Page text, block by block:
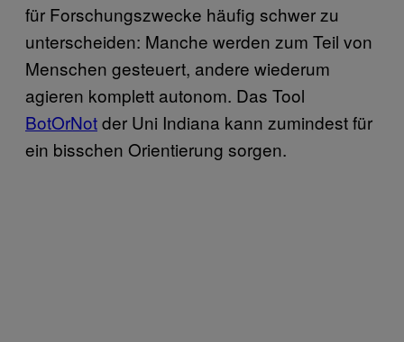
für Forschungszwecke häufig schwer zu
unterscheiden: Manche werden zum Teil von
Menschen gesteuert, andere wiederum
agieren komplett autonom. Das Tool
BotOrNotder Uni Indiana kann zumindest für
ein bisschen Orientierung sorgen.